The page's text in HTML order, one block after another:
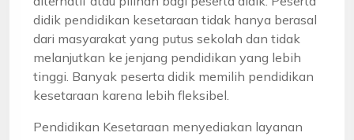
didik pendidikan kesetaraan tidak hanya berasal
dari masyarakat yang putus sekolah dan tidak
melanjutkan ke jenjang pendidikan yang lebih
tinggi. Banyak peserta didik memilih pendidikan
kesetaraan karena lebih fleksibel.
Pendidikan Kesetaraan menyediakan layanan